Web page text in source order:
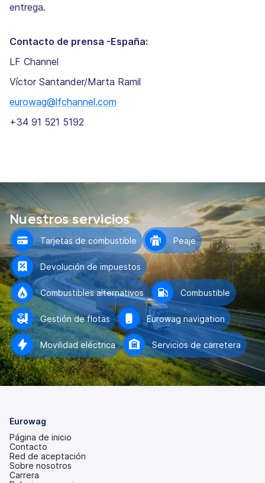
entrega.
Contacto de prensa -España:
LF Channel
Víctor Santander/Marta Ramil
eurowag@lfchannel.com
+34 91 521 5192
Nuestros servicios
Tarjetas de combustible Peaje
Devolución de impuestos
Combustibles alternativos Combustible
Gestión de flotas Eurowag navigation
Movilidad eléctrica Servicios de carretera
Eurowag
Página de inicio
Contacto
Red de aceptación
Sobre nosotros
Carrera